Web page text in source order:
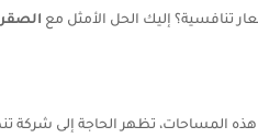
تنافسية؟ إليك الحل الأمثل مع
هذه المساحات، تظهر الحاجة إلى